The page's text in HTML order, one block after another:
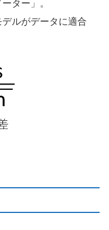
ター」。
ルがデータに適合